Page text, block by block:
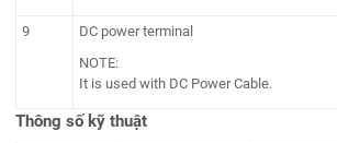
9
DC power terminal
NOTE:
It is used with DC Power Cable.
Thông số kỹ thuật